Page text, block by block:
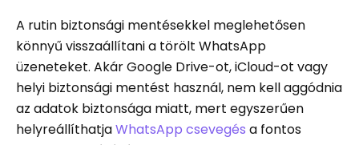
A rutin biztonsági mentésekkel meglehetősen
könnyű visszaállítani a törölt WhatsApp
üzeneteket. Akár Google Drive-ot, iCloud-ot vagy
helyi biztonsági mentést használ, nem kell aggódnia
az adatok biztonsága miatt, mert egyszerűen
helyreállíthatjaWhatsApp csevegés a fontos